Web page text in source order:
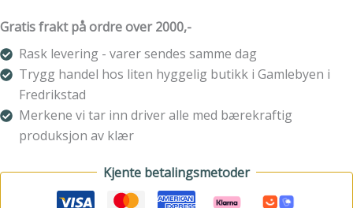
Strømpebukse
Gratis frakt på ordre over 2000,-
Rask levering - varer sendes samme dag
Trygg handel hos liten hyggelig butikk i Gamlebyen i
Fredrikstad
Merkene vi tar inn driver alle med bærekraftig
produksjon av klær
Kjente betalingsmetoder